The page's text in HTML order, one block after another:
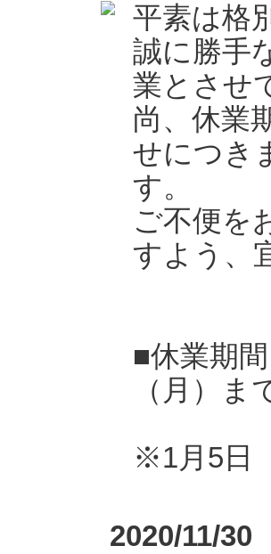
平素は格
誠に勝手
業とさせ
尚、休業
せにつき
す。
ご不便を
すよう、
■休業期
（月）ま
※1月5日
2020/11/30